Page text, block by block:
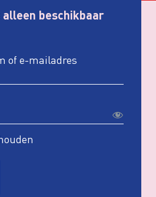
alleen beschikbaar
of e-mailadres